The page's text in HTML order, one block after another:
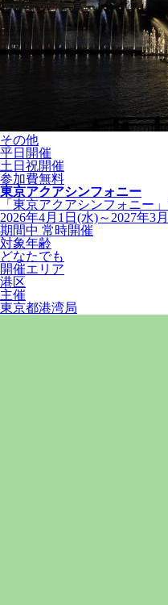
その他
平日開催
土日祝開催
参加費無料
東京アクアシンフォニー
「東京アクアシンフォニー
2026年4月1日(水)～2027年3
期間中 常時開催
対象年齢
どなたでも
開催エリア
港区
主催
東京都港湾局